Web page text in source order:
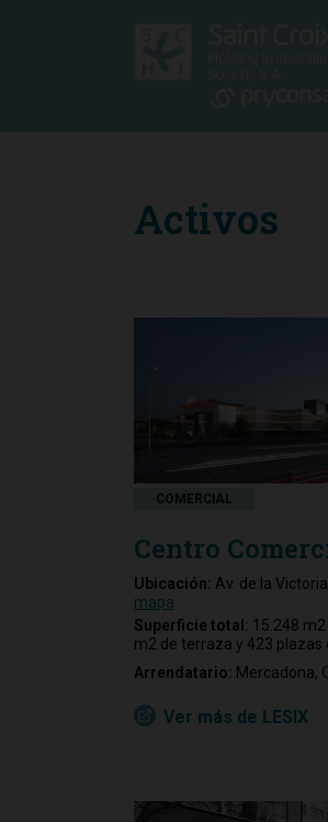
Activos
COMERCIAL
Centro
Ubicación: Av. de la
mapa
Superficie total: 15.248
m2 de terraza y 423
Arrendatario: Mercadona,
Ver más de LESIX